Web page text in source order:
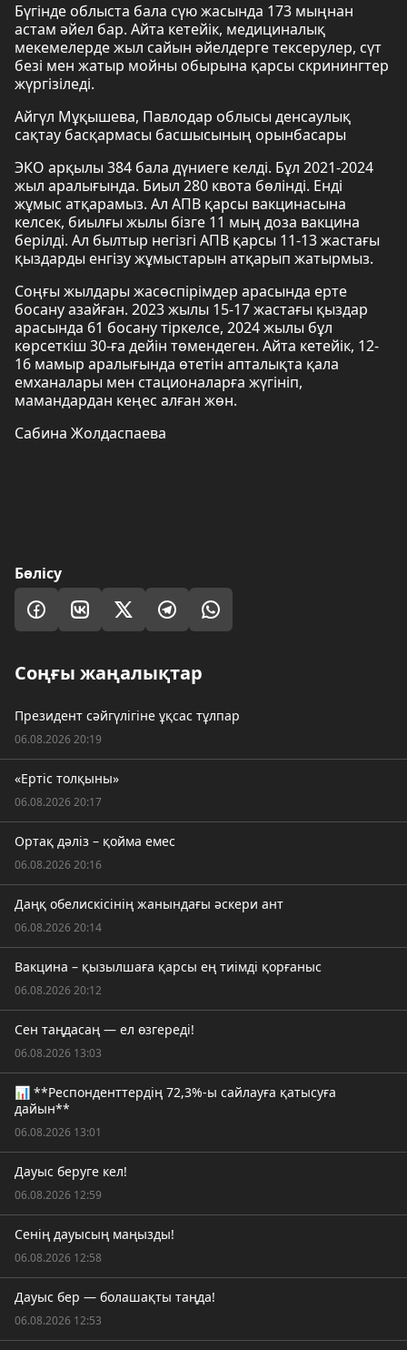
Бүгінде облыста бала сүю жасында 173 мыңнан
астам әйел бар. Айта кетейік, медициналық
мекемелерде жыл сайын әйелдерге тексерулер, сүт
безі мен жатыр мойны обырына қарсы скринингтер
жүргізіледі.
Айгүл Мұқышева, Павлодар облысы денсаулық
сақтау басқармасы басшысының орынбасары
ЭКО арқылы 384 бала дүниеге келді. Бұл 2021-2024
жыл аралығында. Биыл 280 квота бөлінді. Енді
жұмыс атқарамыз. Ал АПВ қарсы вакцинасына
келсек, биылғы жылы бізге 11 мың доза вакцина
берілді. Ал былтыр негізгі АПВ қарсы 11-13 жастағы
қыздарды енгізу жұмыстарын атқарып жатырмыз.
Соңғы жылдары жасөспірімдер арасында ерте
босану азайған. 2023 жылы 15-17 жастағы қыздар
арасында 61 босану тіркелсе, 2024 жылы бұл
көрсеткіш 30-ға дейін төмендеген. Айта кетейік, 12-
16 мамыр аралығында өтетін апталықта қала
емханалары мен стационаларға жүгініп,
мамандардан кеңес алған жөн.
Сабина Жолдаспаева
Бөлісу
Соңғы жаңалықтар
Президент сәйгүлігіне ұқсас тұлпар
06.08.2026 20:19
«Ертіс толқыны»
06.08.2026 20:17
Ортақ дәліз – қойма емес
06.08.2026 20:16
Даңқ обелискісінің жанындағы әскери ант
06.08.2026 20:14
Вакцина – қызылшаға қарсы ең тиімді қорғаныс
06.08.2026 20:12
Сен таңдасаң — ел өзгереді!
06.08.2026 13:03
📊 **Респонденттердің 72,3%-ы сайлауға қатысуға
дайын**
06.08.2026 13:01
Дауыс беруге кел!
06.08.2026 12:59
Сенің дауысың маңызды!
06.08.2026 12:58
Дауыс бер — болашақты таңда!
06.08.2026 12:53